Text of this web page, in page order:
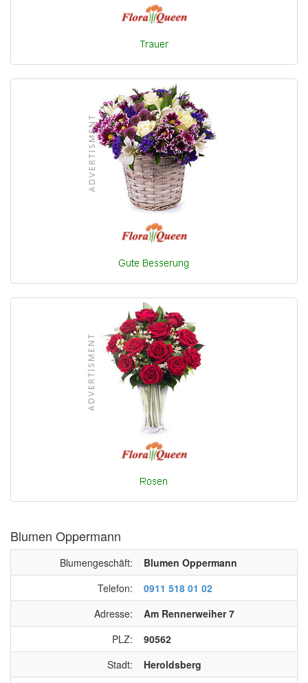
Blumen Oppermann
Blumengeschäft:
Blumen Oppermann
Telefon:
0911 518 01 02
Adresse:
Am Rennerweiher 7
PLZ:
90562
Stadt:
Heroldsberg